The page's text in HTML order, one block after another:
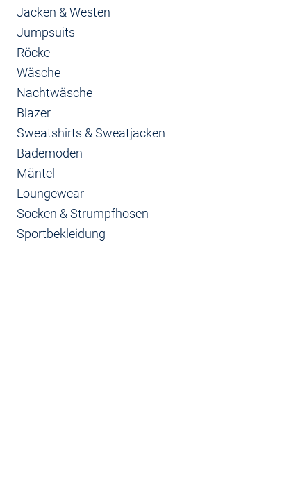
Jacken & Westen
Jumpsuits
Röcke
Wäsche
Nachtwäsche
Blazer
Sweatshirts & Sweatjacken
Bademoden
Mäntel
Loungewear
Socken & Strumpfhosen
Sportbekleidung